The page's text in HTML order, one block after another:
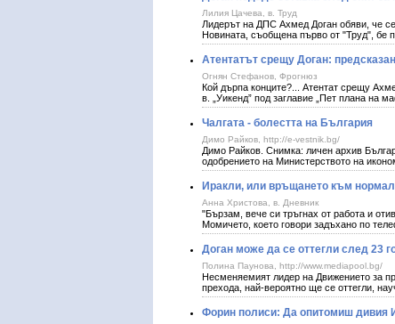
Лилия Цачева, в. Труд
Лидерът на ДПС Ахмед Доган обяви, че се
Новината, съобщена първо от "Труд", бе
Атентатът срещу Доган:
Огнян Стефанов, Фрогнюз
Кой дърпа конците?... Атентат срещу
в. „Уикенд” под заглавие „Пет плана на
Чалгата - болестта на България
Димо Райков, http://e-vestnik.bg/
Димо Райков. Снимка: личен архив
одобрението на Министерството на
Иракли, или връщането към
Анна Христова, в. Дневник
"Бързам, вече си тръгнах от работа и
Момичето, което говори задъхано по
Доган може да се оттегли след 23
Полина Паунова, http://www.mediapool.bg/
Несменяемият лидер на Движението за
прехода, най-вероятно ще се оттегли,
Форин полиси: Да опитомиш дивия